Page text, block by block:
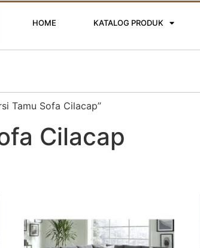
HOME KATALOG PRODUK
Tamu Sofa Cilacap”
Cilacap